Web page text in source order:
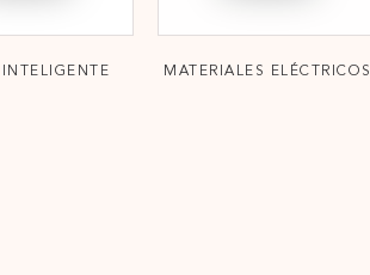
MATERIALES ELÉCTRICOS